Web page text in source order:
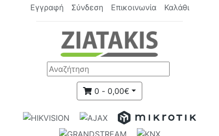
Εγγραφή Σύνδεση Επικοινωνία Καλάθι
0 - 0,00€